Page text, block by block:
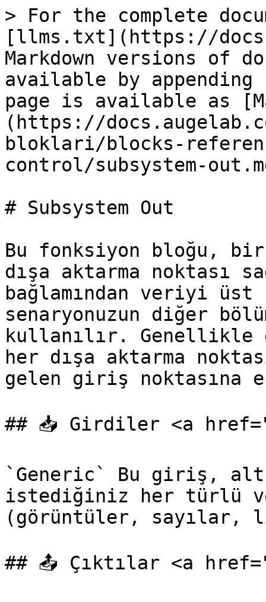
> For the complete
[llms.txt](https://
Markdown versions of
available by
page is available as
(https://
bloklari/blocks-
control/subsystem-
# Subsystem Out
Bu fonksiyon bloğu,
dışa aktarma noktası
bağlamından veriyi üst
senaryonuzun diğer
kullanılır. Genellikle
her dışa aktarma
gelen giriş noktasına
## 📥 Girdiler <a
`Generic` Bu giriş, alt
istediğiniz her türlü
(görüntüler,
## 📤 Çıktılar <a